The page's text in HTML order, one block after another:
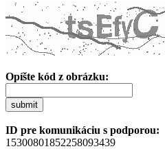
Opíšte kód z obrázku:
submit
ID pre komunikáciu s podporou:
15300801852258093439